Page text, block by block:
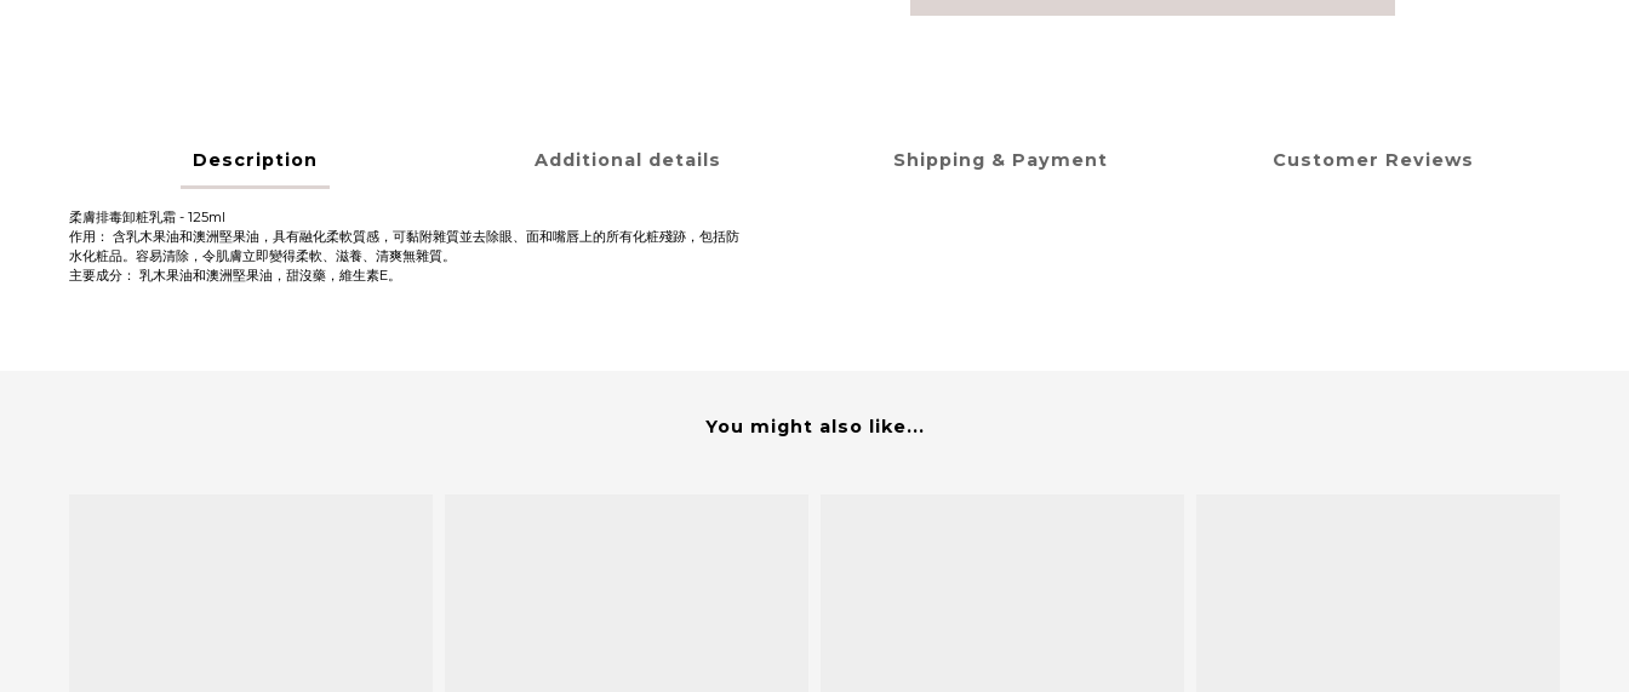
Description Additional details Shipping & Payment Customer Reviews
柔膚排毒卸粧乳霜 - 125ml
作用： 含乳木果油和澳洲堅果油，具有融化柔軟質感，可黏附雜質並去除眼、面和嘴唇上的所有化粧殘跡，包括防
水化粧品。容易清除，令肌膚立即變得柔軟、滋養、清爽無雜質。
主要成分： 乳木果油和澳洲堅果油，甜沒藥，維生素E。
You might also like...